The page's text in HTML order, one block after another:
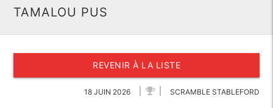
TAMALOU PUS
REVENIR À LA LISTE
18 JUIN 2026 SCRAMBLE STABLEFORD